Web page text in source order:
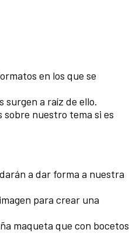
en los que se
surgen a raíz de ello.
sobre nuestro tema si es
a dar forma a nuestra
para crear una
maqueta que con bocetos